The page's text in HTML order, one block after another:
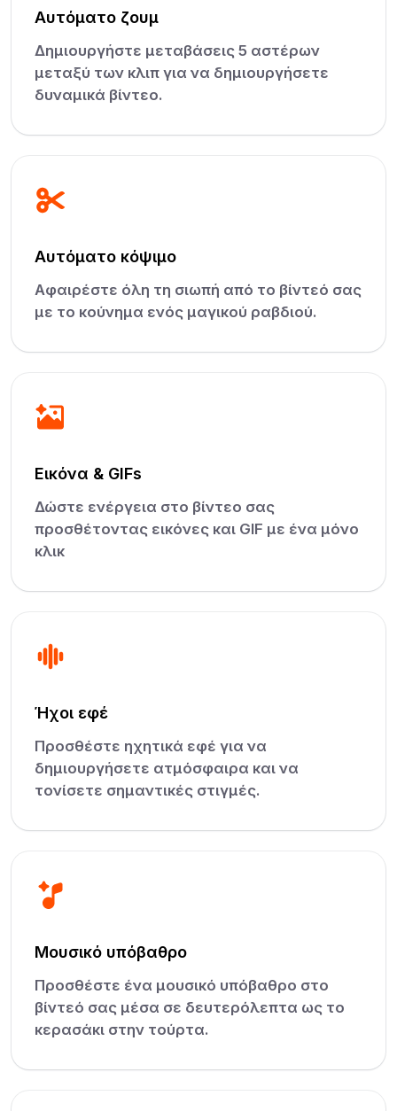
Αυτόματο ζουμ
Δημιουργήστε μεταβάσεις 5 αστέρων
μεταξύ των κλιπ για να δημιουργήσετε
δυναμικά βίντεο.
Αυτόματο κόψιμο
Αφαιρέστε όλη τη σιωπή από το βίντεό σας
με το κούνημα ενός μαγικού ραβδιού.
Εικόνα & GIFs
Δώστε ενέργεια στο βίντεο σας
προσθέτοντας εικόνες και GIF με ένα μόνο
κλικ
Ήχοι εφέ
Προσθέστε ηχητικά εφέ για να
δημιουργήσετε ατμόσφαιρα και να
τονίσετε σημαντικές στιγμές.
Μουσικό υπόβαθρο
Προσθέστε ένα μουσικό υπόβαθρο στο
βίντεό σας μέσα σε δευτερόλεπτα ως το
κερασάκι στην τούρτα.